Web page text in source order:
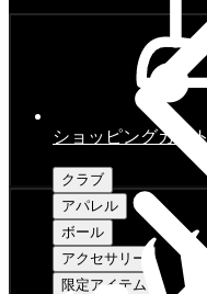
ショッピングカート
クラブ
アパレル
ボール
アクセサリー
限定アイテム